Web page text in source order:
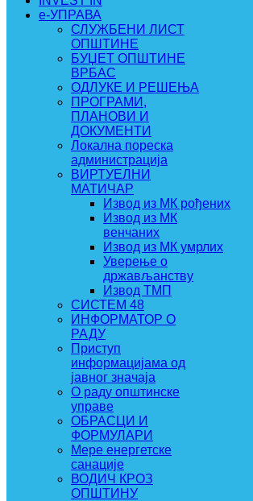
e-УПРАВА
СЛУЖБЕНИ ЛИСТ
ОПШТИНЕ
БУЏЕТ ОПШТИНЕ
ВРБАС
ОДЛУКЕ И РЕШЕЊА
ПРОГРАМИ,
ПЛАНОВИ И
ДОКУМЕНТИ
Локална пореска
администрација
ВИРТУЕЛНИ
МАТИЧАР
Извод из МК рођених
Извод из МК
венчаних
Извод из МК умрлих
Уверење о
држављанству
Извод ТМП
СИСТЕМ 48
ИНФОРМАТОР О
РАДУ
Приступ
информацијама од
јавног значаја
О раду општинске
управе
ОБРАСЦИ И
ФОРМУЛАРИ
Мере енергетске
санације
ВОДИЧ КРОЗ
ОПШТИНУ